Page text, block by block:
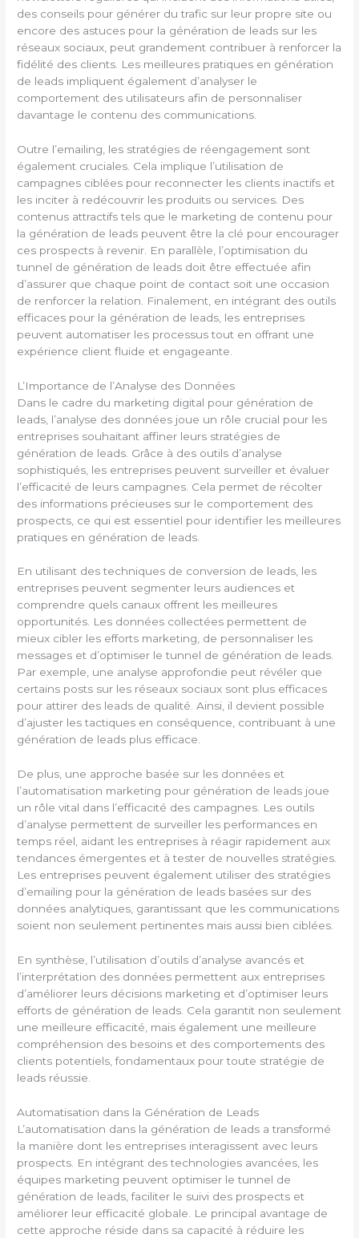
des conseils pour générer du trafic sur leur propre site ou
encore des astuces pour la génération de leads sur les
réseaux sociaux, peut grandement contribuer à renforcer la
fidélité des clients. Les meilleures pratiques en génération
de leads impliquent également d’analyser le
comportement des utilisateurs afin de personnaliser
davantage le contenu des communications.
Outre l’emailing, les stratégies de réengagement sont
également cruciales. Cela implique l’utilisation de
campagnes ciblées pour reconnecter les clients inactifs et
les inciter à redécouvrir les produits ou services. Des
contenus attractifs tels que le marketing de contenu pour
la génération de leads peuvent être la clé pour encourager
ces prospects à revenir. En parallèle, l’optimisation du
tunnel de génération de leads doit être effectuée afin
d’assurer que chaque point de contact soit une occasion
de renforcer la relation. Finalement, en intégrant des outils
efficaces pour la génération de leads, les entreprises
peuvent automatiser les processus tout en offrant une
expérience client fluide et engageante.
L’Importance de l’Analyse des Données
Dans le cadre du marketing digital pour génération de
leads, l’analyse des données joue un rôle crucial pour les
entreprises souhaitant affiner leurs stratégies de
génération de leads. Grâce à des outils d’analyse
sophistiqués, les entreprises peuvent surveiller et évaluer
l’efficacité de leurs campagnes. Cela permet de récolter
des informations précieuses sur le comportement des
prospects, ce qui est essentiel pour identifier les meilleures
pratiques en génération de leads.
En utilisant des techniques de conversion de leads, les
entreprises peuvent segmenter leurs audiences et
comprendre quels canaux offrent les meilleures
opportunités. Les données collectées permettent de
mieux cibler les efforts marketing, de personnaliser les
messages et d’optimiser le tunnel de génération de leads.
Par exemple, une analyse approfondie peut révéler que
certains posts sur les réseaux sociaux sont plus efficaces
pour attirer des leads de qualité. Ainsi, il devient possible
d’ajuster les tactiques en conséquence, contribuant à une
génération de leads plus efficace.
De plus, une approche basée sur les données et
l’automatisation marketing pour génération de leads joue
un rôle vital dans l’efficacité des campagnes. Les outils
d’analyse permettent de surveiller les performances en
temps réel, aidant les entreprises à réagir rapidement aux
tendances émergentes et à tester de nouvelles stratégies.
Les entreprises peuvent également utiliser des stratégies
d’emailing pour la génération de leads basées sur des
données analytiques, garantissant que les communications
soient non seulement pertinentes mais aussi bien ciblées.
En synthèse, l’utilisation d’outils d’analyse avancés et
l’interprétation des données permettent aux entreprises
d’améliorer leurs décisions marketing et d’optimiser leurs
efforts de génération de leads. Cela garantit non seulement
une meilleure efficacité, mais également une meilleure
compréhension des besoins et des comportements des
clients potentiels, fondamentaux pour toute stratégie de
leads réussie.
Automatisation dans la Génération de Leads
L’automatisation dans la génération de leads a transformé
la manière dont les entreprises interagissent avec leurs
prospects. En intégrant des technologies avancées, les
équipes marketing peuvent optimiser le tunnel de
génération de leads, faciliter le suivi des prospects et
améliorer leur efficacité globale. Le principal avantage de
cette approche réside dans sa capacité à réduire les